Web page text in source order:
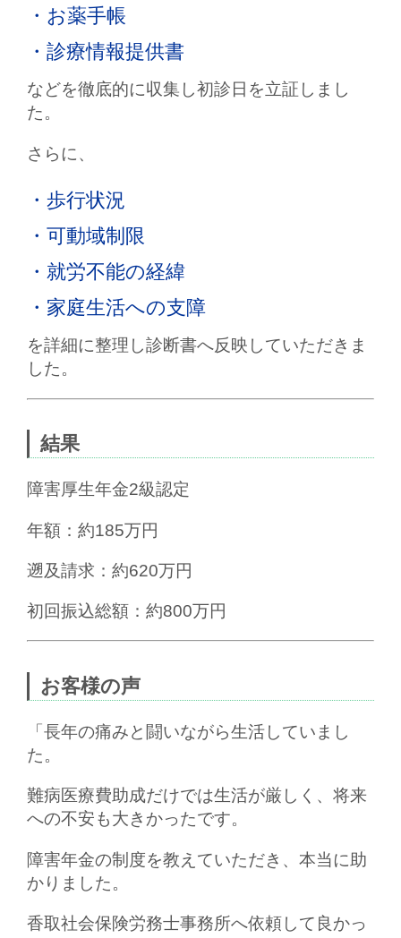
・お薬手帳
・診療情報提供書
などを徹底的に収集し初診日を立証しまし
た。
さらに、
・歩行状況
・可動域制限
・就労不能の経緯
・家庭生活への支障
を詳細に整理し診断書へ反映していただきま
した。
結果
障害厚生年金2級認定
年額：約185万円
遡及請求：約620万円
初回振込総額：約800万円
お客様の声
「長年の痛みと闘いながら生活していまし
た。
難病医療費助成だけでは生活が厳しく、将来
への不安も大きかったです。
障害年金の制度を教えていただき、本当に助
かりました。
香取社会保険労務士事務所へ依頼して良かっ